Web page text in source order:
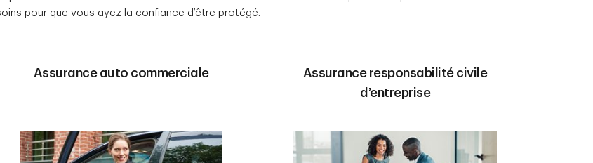
pour que vous ayez la confiance d’être protégé.
Assurance auto commerciale
Assurance responsabilité civile
d’entreprise